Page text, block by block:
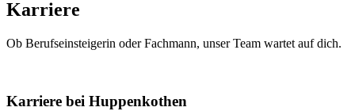
Karriere
Ob Berufseinsteigerin oder Fachmann, unser Team wartet auf dich.
Karriere bei Huppenkothen